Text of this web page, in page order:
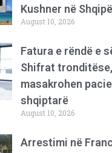
Kushner në
August 10, 2026
Fatura e rëndë e
Shifrat
masakrohen
shqiptarë
August 10, 2026
Arrestimi në